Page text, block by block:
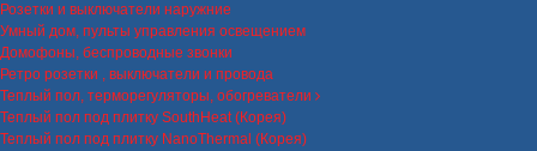
Розетки и выключатели наружние
Умный дом, пульты управления освещением
Домофоны, беспроводные звонки
Ретро розетки , выключатели и провода
Теплый пол, терморегуляторы, обогреватели
Теплый пол под плитку SouthHeat (Корея)
Теплый пол под плитку NanoThermal (Корея)